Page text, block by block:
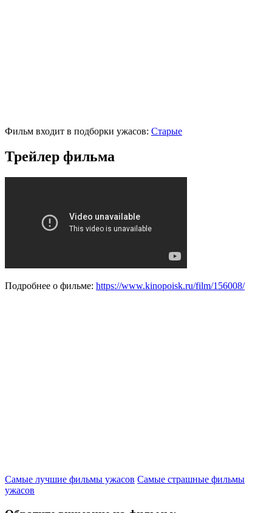
Фильм входит в подборки ужасов: Старые
Трейлер фильма
Подробнее о фильме: https://www.kinopoisk.ru/film/156008/
Самые лучшие фильмы ужасов Самые страшные фильмы
ужасов